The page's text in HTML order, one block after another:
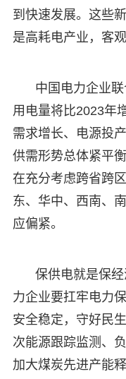
到快速发展。这些
是高耗电产业，客
中国电力企业
用电量将比2023年
需求增长、电源投
供需形势总体紧平
在充分考虑跨省跨
东、华中、西南、
应偏紧。
保供电就是保
力企业要扛牢电力
安全稳定，守好民
次能源跟踪监测、
加大煤炭先进产能